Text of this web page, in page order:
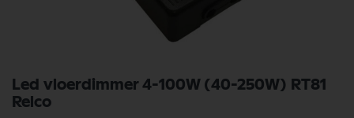
Led vloerdimmer 4-100W (40-250W) RT81
Relco
naar
het